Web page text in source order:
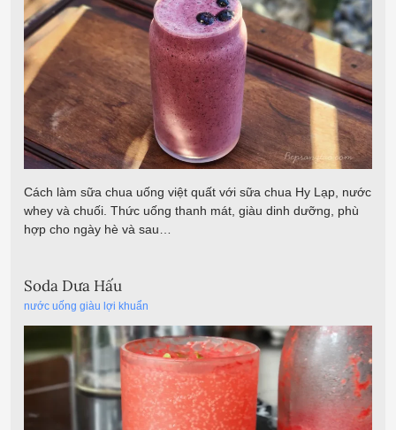
Cách làm sữa chua uống việt quất với sữa chua Hy Lạp, nước
whey và chuối. Thức uống thanh mát, giàu dinh dưỡng, phù
hợp cho ngày hè và sau…
Soda Dưa Hấu
nước uống giàu lợi khuẩn